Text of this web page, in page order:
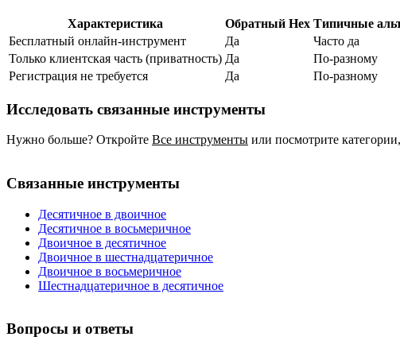
Характеристика Обратный Hex Типичные
Бесплатный онлайн‑инструмент
Да
Часто да
Только клиентская часть (приватность) Да
По‑разному
Регистрация не требуется
Да По‑разному
Исследовать связанные инструменты
Нужно больше? Откройте Все инструменты или посмотрите
Связанные инструменты
Десятичное в двоичное
Десятичное в восьмеричное
Двоичное в десятичное
Двоичное в шестнадцатеричное
Двоичное в восьмеричное
Шестнадцатеричное в десятичное
Вопросы и ответы